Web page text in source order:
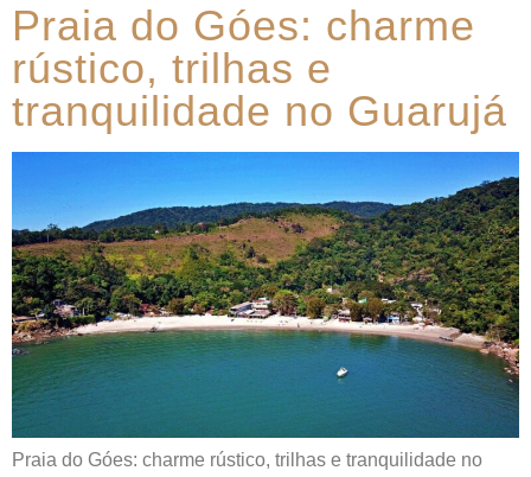
Praia do Góes: charme
rústico, trilhas e
tranquilidade no Guarujá
Praia do Góes: charme rústico, trilhas e tranquilidade no